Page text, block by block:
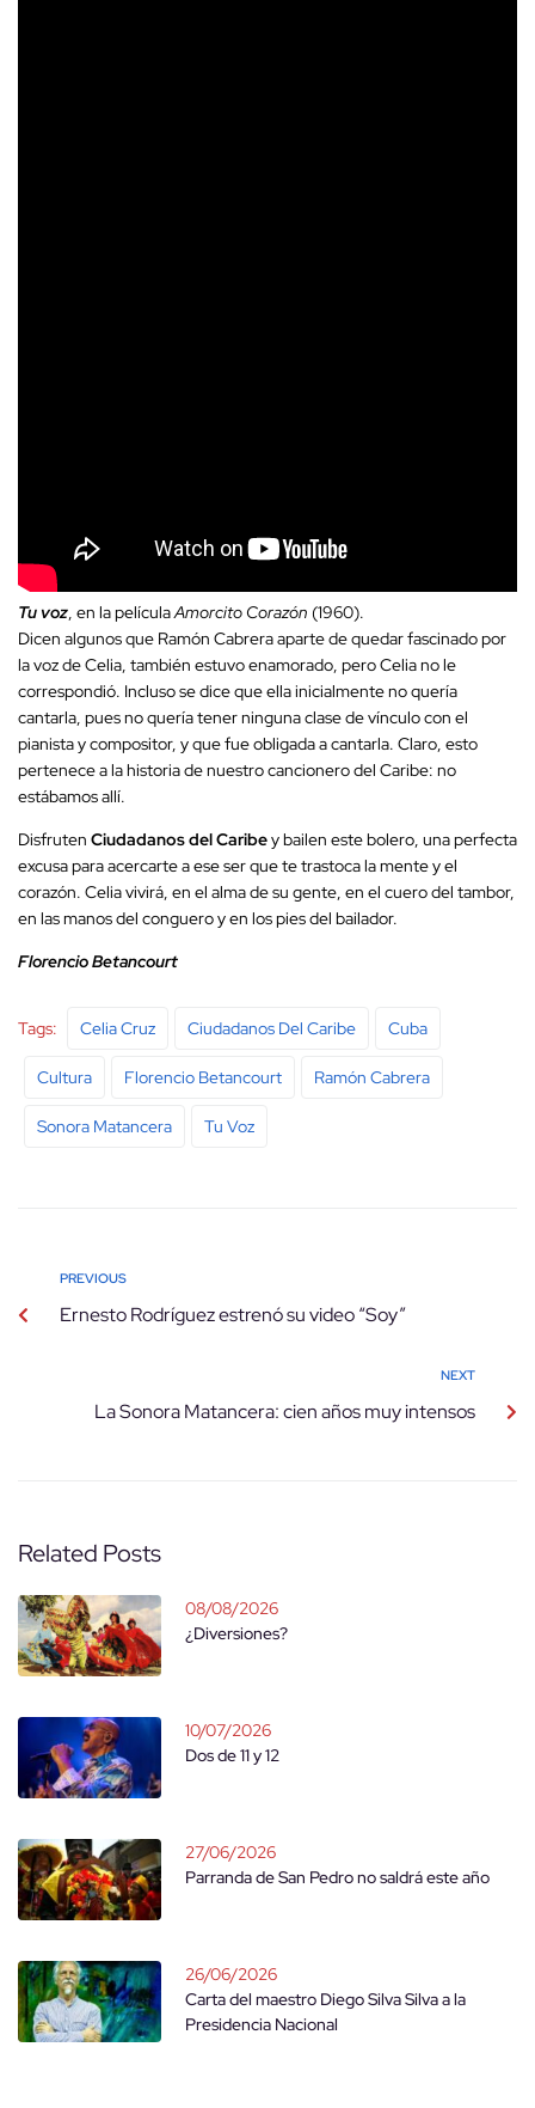
Tu voz, en la películaAmorcito Corazón (1960).
Dicen algunos que Ramón Cabrera aparte de quedar fascinado por
la voz de Celia, también estuvo enamorado, pero Celia no le
correspondió. Incluso se dice que ella inicialmente no quería
cantarla, pues no quería tener ninguna clase de vínculo con el
pianista y compositor, y que fue obligada a cantarla. Claro, esto
pertenece a la historia de nuestro cancionero del Caribe: no
estábamos allí.
Disfruten Ciudadanos del Caribey bailen este bolero, una perfecta
excusa para acercarte a ese ser que te trastoca la mente y el
corazón. Celia vivirá, en el alma de su gente, en el cuero del tambor,
en las manos del conguero y en los pies del bailador.
Florencio Betancourt
Tags: Celia Cruz Ciudadanos Del Caribe Cuba
Cultura Florencio Betancourt Ramón Cabrera
Sonora Matancera Tu Voz
PREVIOUS
Ernesto Rodríguez estrenó su video “Soy”
NEXT
La Sonora Matancera: cien años muy intensos
Related Posts
08/08/2026
¿Diversiones?
10/07/2026
Dos de 11 y 12
27/06/2026
Parranda de San Pedro no saldrá este año
26/06/2026
Carta del maestro Diego Silva Silva a la
Presidencia Nacional